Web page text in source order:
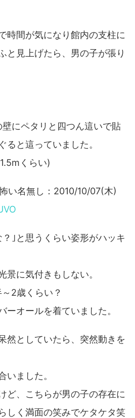
時間が気になり館内の支柱に
と見上げたら、男の子が張り
にペタリと四つん這いで貼
ると這っていました。
くらい)
い名無し：2010/10/07(木)
｣と思うくらい姿形がハッキ
景に気付きもしない。
2歳くらい？
ーオールを着ていました。
然としていたら、突然動きを
いました。
ど、こちらが男の子の存在に
しく満面の笑みでケタケタ笑